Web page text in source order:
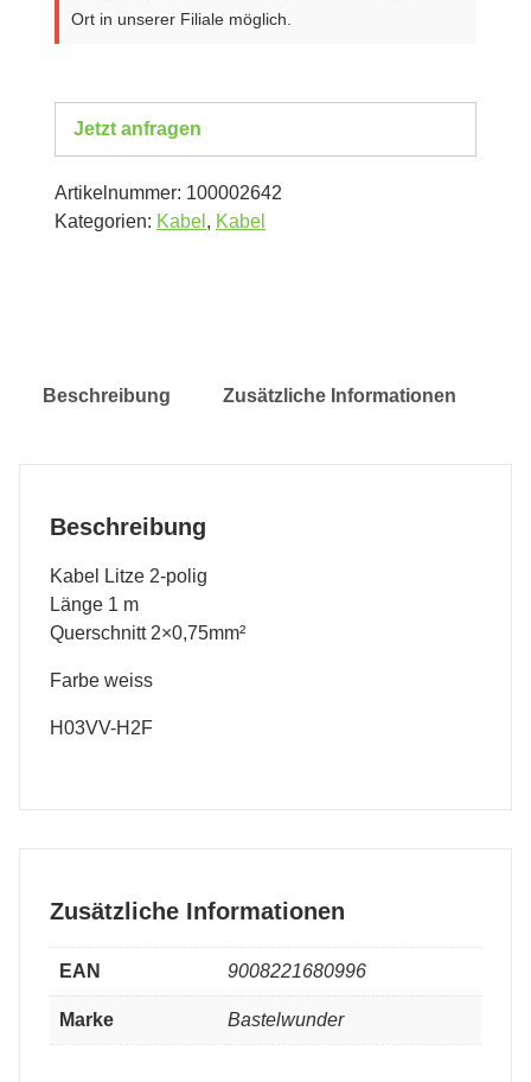
Ort in unserer Filiale möglich.
Jetzt anfragen
Artikelnummer: 100002642
Kategorien: Kabel , Kabel
Beschreibung Zusätzliche Informationen
Beschreibung
Kabel Litze 2-polig
Länge 1 m
Querschnitt 2×0,75mm²
Farbe weiss
H03VV-H2F
Zusätzliche Informationen
EAN 9008221680996
Marke Bastelwunder